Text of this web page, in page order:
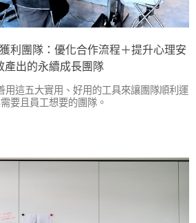
利團隊：優化合作流程＋提升心理安
產出的永續成長團隊
用這五大實用、好用的工具來讓團隊順利運
要且員工想要的團隊。